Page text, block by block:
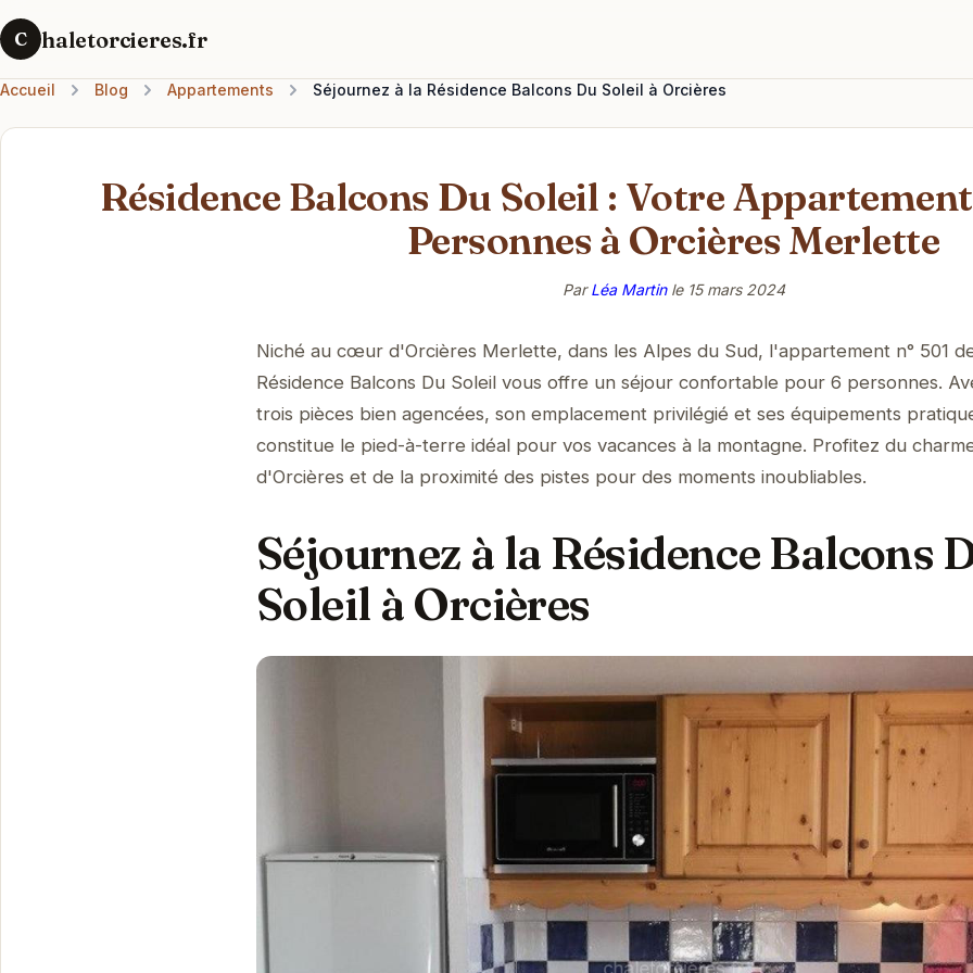
C haletorcieres.fr
Accueil Blog Appartements Séjournez à la Résidence Balcons Du Soleil à Orcières
Résidence Balcons Du Soleil : Votre
Personnes à Orcières Merlette
ParLéa Martinle 15 mars 2024
Niché au cœur d'Orcières Merlette, dans les Alpes du Sud, l'appartement n° 501
Résidence Balcons Du Soleil vous offre un séjour confortable pour 6 personnes.
trois pièces bien agencées, son emplacement privilégié et ses équipements
constitue le pied-à-terre idéal pour vos vacances à la montagne. Profitez du
d'Orcières et de la proximité des pistes pour des moments inoubliables.
Séjournez à la Résidence Balcons
Soleil à Orcières